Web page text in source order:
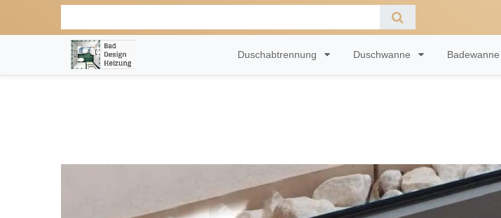
Duschabtrennung Duschwanne Badewanne